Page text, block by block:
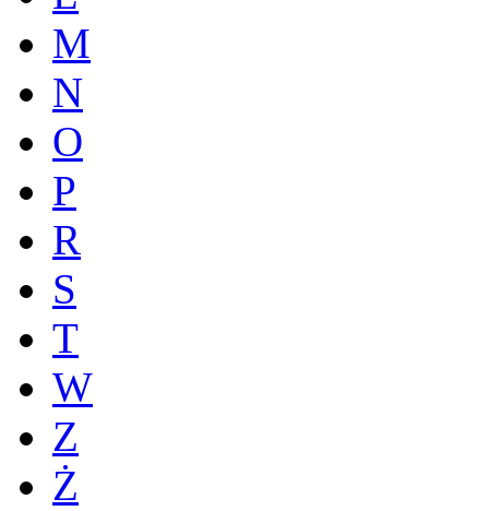
M
N
O
P
R
S
T
W
Z
Ż